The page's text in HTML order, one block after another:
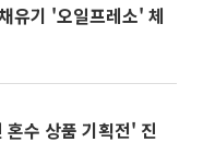
유기 '오일프레소' 체
혼수 상품 기획전' 진